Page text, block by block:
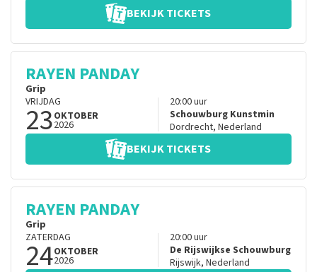
BEKIJK TICKETS
RAYEN PANDAY
Grip
VRIJDAG
23OKTOBER
2026
20:00uur
Schouwburg Kunstmin
Dordrecht, Nederland
BEKIJK TICKETS
RAYEN PANDAY
Grip
ZATERDAG
24OKTOBER
2026
20:00uur
De Rijswijkse Schouwburg
Rijswijk, Nederland